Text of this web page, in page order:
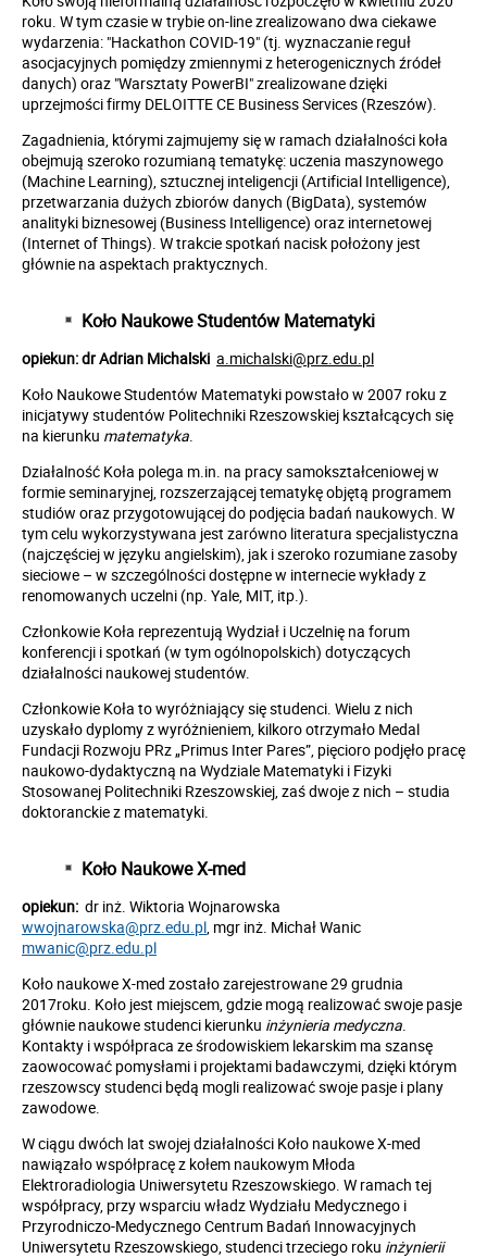
roku. W tym czasie w trybie on-line zrealizowano dwa ciekawe
wydarzenia: "Hackathon COVID-19" (tj. wyznaczanie reguł
asocjacyjnych pomiędzy zmiennymi z heterogenicznych źródeł
danych) oraz "Warsztaty PowerBI" zrealizowane dzięki
uprzejmości firmy DELOITTE CE Business Services (Rzeszów).
Zagadnienia, którymi zajmujemy się w ramach działalności koła
obejmują szeroko rozumianą tematykę: uczenia maszynowego
(Machine Learning), sztucznej inteligencji (Artificial Intelligence),
przetwarzania dużych zbiorów danych (BigData), systemów
analityki biznesowej (Business Intelligence) oraz internetowej
(Internet of Things). W trakcie spotkań nacisk położony jest
głównie na aspektach praktycznych.
Koło Naukowe Studentów Matematyki
opiekun: dr Adrian Michalski a.michalski@prz.edu.pl
Koło Naukowe Studentów Matematyki powstało w 2007 roku z
inicjatywy studentów Politechniki Rzeszowskiej kształcących się
na kierunku matematyka.
Działalność Koła polega m.in. na pracy samokształceniowej w
formie seminaryjnej, rozszerzającej tematykę objętą programem
studiów oraz przygotowującej do podjęcia badań naukowych. W
tym celu wykorzystywana jest zarówno literatura specjalistyczna
(najczęściej w języku angielskim), jak i szeroko rozumiane zasoby
sieciowe – w szczególności dostępne w internecie wykłady z
renomowanych uczelni (np. Yale, MIT, itp.).
Członkowie Koła reprezentują Wydział i Uczelnię na forum
konferencji i spotkań (w tym ogólnopolskich) dotyczących
działalności naukowej studentów.
Członkowie Koła to wyróżniający się studenci. Wielu z nich
uzyskało dyplomy z wyróżnieniem, kilkoro otrzymało Medal
Fundacji Rozwoju PRz „Primus Inter Pares”, pięcioro podjęło pracę
naukowo-dydaktyczną na Wydziale Matematyki i Fizyki
Stosowanej Politechniki Rzeszowskiej, zaś dwoje z nich – studia
doktoranckie z matematyki.
Koło Naukowe X-med
opiekun: dr inż. Wiktoria Wojnarowska
wwojnarowska@prz.edu.pl, mgr inż. Michał Wanic
mwanic@prz.edu.pl
Koło naukowe X-med zostało zarejestrowane 29 grudnia
2017roku. Koło jest miejscem, gdzie mogą realizować swoje pasje
głównie naukowe studenci kierunku inżynieria medyczna.
Kontakty i współpraca ze środowiskiem lekarskim ma szansę
zaowocować pomysłami i projektami badawczymi, dzięki którym
rzeszowscy studenci będą mogli realizować swoje pasje i plany
zawodowe.
W ciągu dwóch lat swojej działalności Koło naukowe X-med
nawiązało współpracę z kołem naukowym Młoda
Elektroradiologia Uniwersytetu Rzeszowskiego. W ramach tej
współpracy, przy wsparciu władz Wydziału Medycznego i
Przyrodniczo-Medycznego Centrum Badań Innowacyjnych
Uniwersytetu Rzeszowskiego, studenci trzeciego roku inżynierii